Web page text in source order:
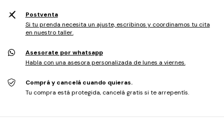
Postventa
Si tu prenda necesita un ajuste, escribinos y coordinamos tu cita
en nuestro taller.
Asesorate por whatsapp
Habla con una asesora personalizada de lunes a viernes.
Comprá y cancelá cuando quieras.
Tu compra está protegida, cancelá gratis si te arrepentís.